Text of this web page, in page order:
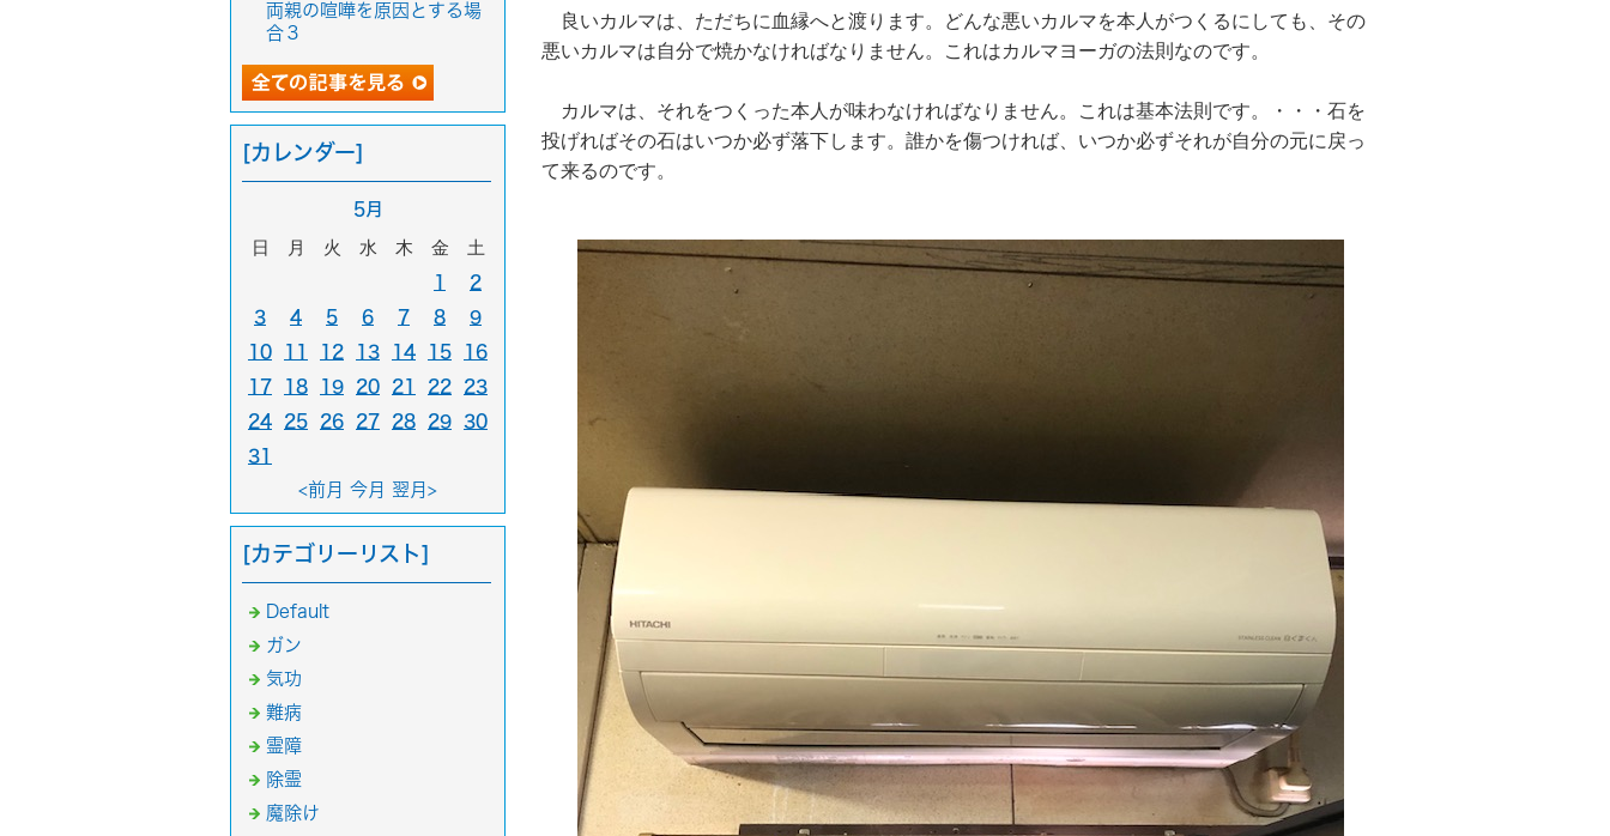
良いカルマは、ただちに血縁へと渡ります。どんな悪いカルマを本人がつくるにしても、その
悪いカルマは自分で焼かなければなりません。これはカルマヨーガの法則なのです。
カルマは、それをつくった本人が味わなければなりません。これは基本法則です。・・・石を
投げればその石はいつか必ず落下します。誰かを傷つければ、いつか必ずそれが自分の元に戻っ
て来るのです。
両親の喧嘩を原因とする場
合３
[カレンダー]
5月
日 月 火 水 木 金 土
1
2
3
4 5 6 7 8
9
10
11 12 13 14 15
16
17
18 19 20 21 22
23
24
25 26 27 28 29
30
31
<前月 今月 翌月>
[カテゴリーリスト]
Default
ガン
気功
難病
霊障
除霊
魔除け